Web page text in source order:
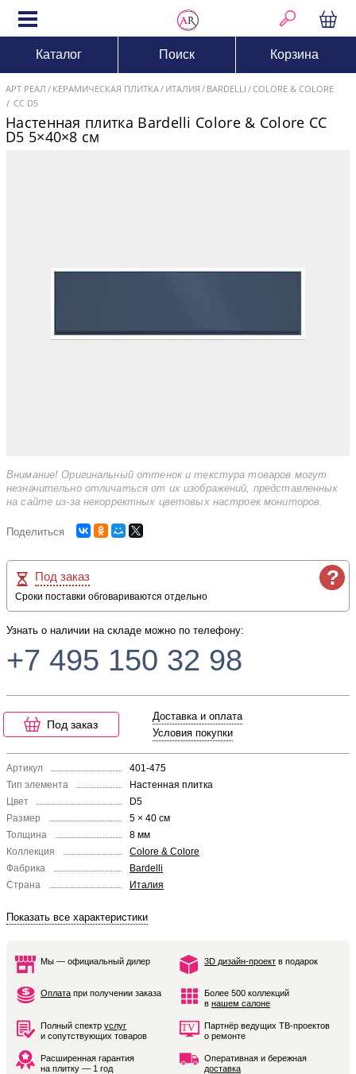
Каталог Поиск Корзина
АРТ РЕАЛ КЕРАМИЧЕСКАЯ ПЛИТКА ИТАЛИЯ BARDELLI COLORE & COLORE
CC D5
Настенная плитка Bardelli Colore & Colore CC
D5 5×40×8 см
Внимание! Оригинальный оттенок и текстура товаров могут
незначительно отличаться от их изображений, представленных
на сайте из-за некорректных цветовых настроек мониторов.
Поделиться
?
Под заказ
Сроки поставки обговариваются отдельно
Узнать о наличии на складе можно по телефону:
+7 495 150 32 98
Под заказ
Доставка и оплата
Условия покупки
Артикул
401-475
Тип элемента
Настенная плитка
Цвет
D5
Размер
5 × 40 см
Толщина
8 мм
Коллекция
Colore & Colore
Фабрика
Bardelli
Страна
Италия
Показать все характеристики
Мы — официальный дилер 3D дизайн-проект в подарок
Оплата при получении заказа
Более 500 коллекций
в нашем салоне
Полный спектр услуг
и сопутствующих товаров
Партнёр ведущих ТВ-проектов
о ремонте
Расширенная гарантия
на плитку — 1 год
Оперативная и бережная
доставка